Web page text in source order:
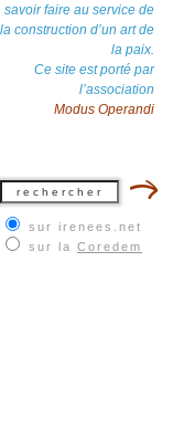
savoir faire au service de
la construction d’un art de
la paix.
Ce site est porté par
l’association
Modus Operandi
sur irenees.net
sur la Coredem